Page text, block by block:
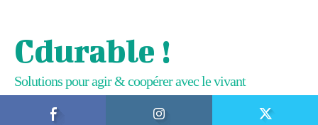
Cdurable !
Solutions pour agir & coopérer avec le vivant